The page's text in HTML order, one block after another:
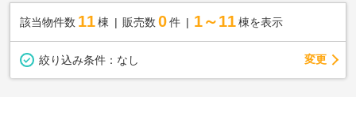
該当物件数 11棟 販売数 0 件 1～11 棟を表示
絞り込み条件： なし 変更